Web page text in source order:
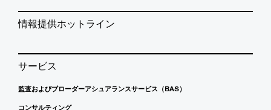
情報提供ホットライン
サービス
監査およびブローダーアシュアランスサービス（BAS）
コンサルティング